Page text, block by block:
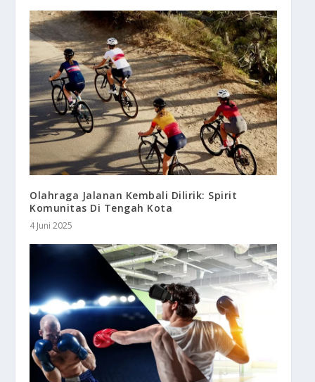
Olahraga Jalanan Kembali Dilirik: Spirit
Komunitas Di Tengah Kota
4 Juni 2025